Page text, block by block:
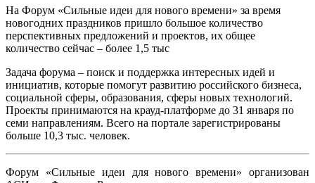
На Форум «Сильные идеи для нового времени» за время
новогодних праздников пришло большое количество
перспективных предложений и проектов, их общее
количество сейчас – более 1,5 тыс
Задача форума – поиск и поддержка интересных идей и
инициатив, которые помогут развитию российского бизнеса,
социальной сферы, образования, сферы новых технологий.
Проекты принимаются на крауд-платформе до 31 января по
семи направлениям. Всего на портале зарегистрированы
больше 10,3 тыс. человек.
Форум «Сильные идеи для нового времени» организован